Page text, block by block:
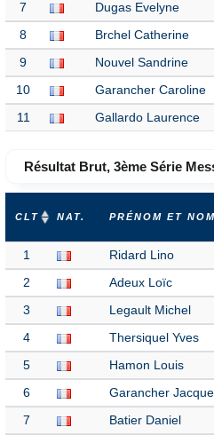
7 Dugas Evelyne
8 Brchel Catherine
9 Nouvel Sandrine
10 Garancher Caroline
11 Gallardo Laurence
Résultat Brut, 3ème Série
CLT NAT. PRÉNOM ET NOM
1 Ridard Lino
2 Adeux Loïc
3 Legault Michel
4 Thersiquel Yves
5 Hamon Louis
6 Garancher
7 Batier Daniel